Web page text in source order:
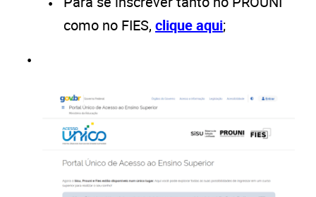
como no FIES, clique aqui;